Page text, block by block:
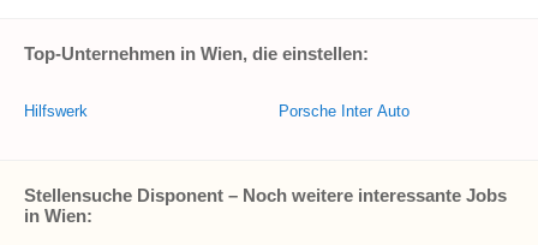
Top-Unternehmen in Wien, die einstellen:
Hilfswerk Porsche Inter Auto
Stellensuche Disponent – Noch weitere interessante Jobs
in Wien: